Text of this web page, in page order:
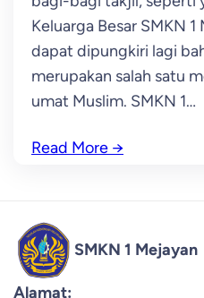
Keluarga Besar SMKN
dapat dipungkiri lagi
merupakan salah satu
umat Muslim. SMKN 1…
Read More →
SMKN 1 Mejayan
Alamat: